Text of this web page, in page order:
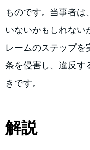
ものです。当事者は
いないかもしれない
レームのステップを
条を侵害し、違反す
きです。
解説